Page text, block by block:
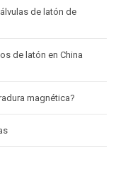
de latón de
de latón en China
magnética?